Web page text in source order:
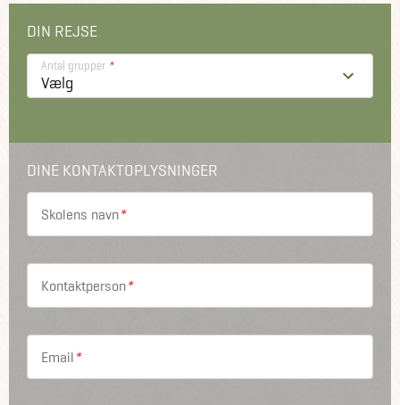
DIN REJSE
Antal grupper *
DINE KONTAKTOPLYSNINGER
Skolens navn*
Kontaktperson*
Email*